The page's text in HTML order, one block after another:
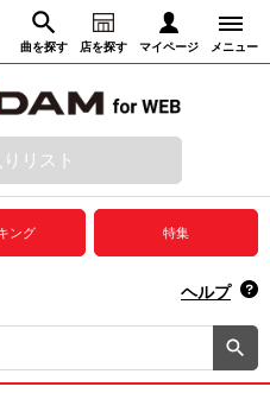
曲を探す 店を探す マイページ メニュー
録音からさがす
ン
リスト
ング 特集
ヘルプ